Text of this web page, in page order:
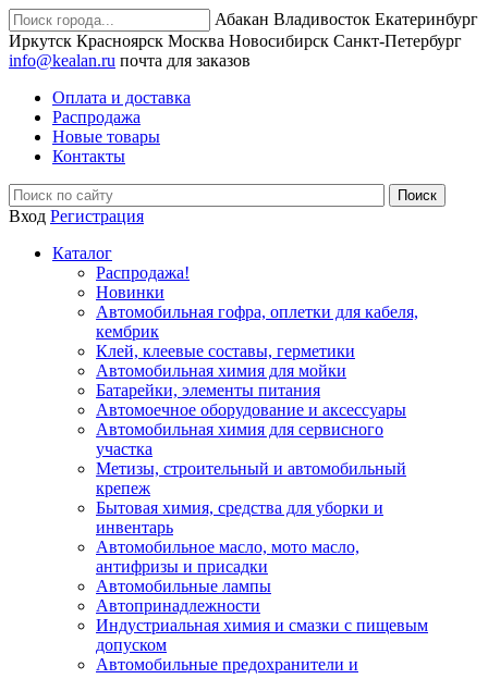
Абакан Владивосток Екатеринбург
Иркутск Красноярск Москва Новосибирск Санкт-Петербург
info@kealan.ru почта для заказов
Оплата и доставка
Распродажа
Новые товары
Контакты
Вход Регистрация
Каталог
Распродажа!
Новинки
Автомобильная гофра, оплетки для кабеля,
кембрик
Клей, клеевые составы, герметики
Автомобильная химия для мойки
Батарейки, элементы питания
Автомоечное оборудование и аксессуары
Автомобильная химия для сервисного
участка
Метизы, строительный и автомобильный
крепеж
Бытовая химия, средства для уборки и
инвентарь
Автомобильное масло, мото масло,
антифризы и присадки
Автомобильные лампы
Автопринадлежности
Индустриальная химия и смазки с пищевым
допуском
Автомобильные предохранители и